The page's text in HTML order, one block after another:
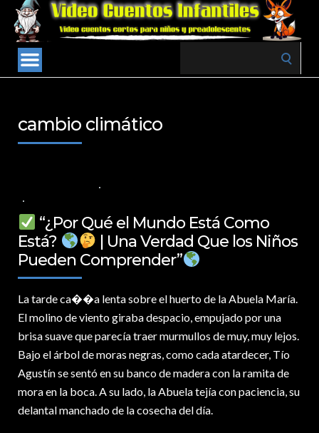
cambio climático
“¿Por Qué el Mundo Está Como
Está?
| Una Verdad Que los Niños
Pueden Comprender”
La tarde ca��a lenta sobre el huerto de la Abuela María.
El molino de viento giraba despacio, empujado por una
brisa suave que parecía traer murmullos de muy, muy lejos.
Bajo el árbol de moras negras, como cada atardecer, Tío
Agustín se sentó en su banco de madera con la ramita de
mora en la boca. A su lado, la Abuela tejía con paciencia, su
delantal manchado de la cosecha del día.